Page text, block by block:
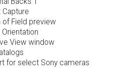
Capture
of Field preview
Orientation
View window
for select Sony cameras